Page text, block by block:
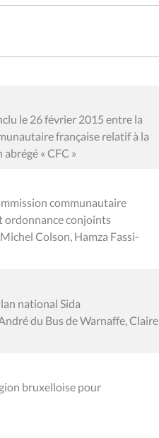
le 26 février 2015 entre la
française relatif à la
« CFC »
communautaire
ordonnance conjoints
Colson, Hamza Fassi-
national Sida
du Bus de Warnaffe, Claire
bruxelloise pour